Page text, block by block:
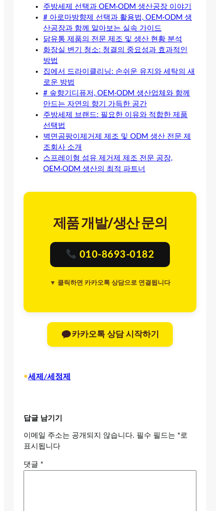
주방세제 선택과 OEM·ODM 생산공장 이야기
# 아로마방향제 선택과 활용법, OEM·ODM 생
산공장과 함께 알아보는 실속 가이드
닭유통 제품의 전문 제조 및 생산 현황 분석
화장실 변기 청소: 청결의 중요성과 효과적인
방법
집에서 드라이클리닝: 손쉬운 유지와 세탁의 새
로운 방법
# 숲향기디퓨저, OEM·ODM 생산업체와 함께
만드는 자연의 향기 가득한 공간
주방세제 브랜드: 필요한 이유와 적합한 제품
선택법
벽면곰팡이제거제 제조 및 ODM 생산 전문 제
조회사 소개
스프레이형 섬유 제거제 제조 전문 공장,
OEM·ODM 생산의 최적 파트너
제품 개발/생산 문의
010-8693-0182
▼ 클릭하면 카카오톡 상담으로 연결됩니다
카카오톡 상담 시작하기
•세제/세정제
답글 남기기
이메일 주소는 공개되지 않습니다. 필수 필드는 *로
표시됩니다
댓글 *